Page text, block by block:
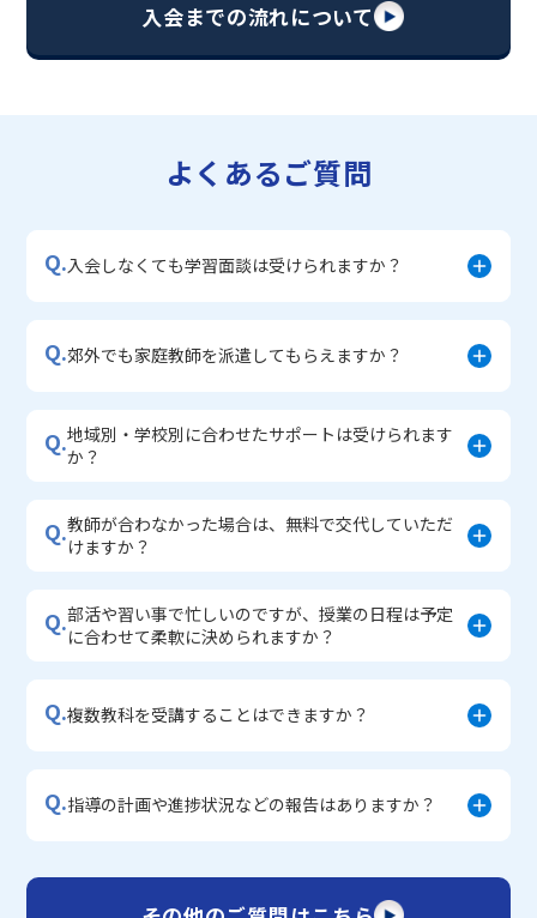
・【志望校別】公立・私立高校受験対策コース
・宿題サポートコース
・学習習慣定着コース
入会までの流れについて
よくあるご質問
Q.入会しなくても学習面談は受けられますか？
Q.郊外でも家庭教師を派遣してもらえますか？
Q.地域別・学校別に合わせたサポートは受けられます
か？
Q.教師が合わなかった場合は、無料で交代していただ
けますか？
Q.部活や習い事で忙しいのですが、授業の日程は予定
に合わせて柔軟に決められますか？
Q.複数教科を受講することはできますか？
Q.指導の計画や進捗状況などの報告はありますか？